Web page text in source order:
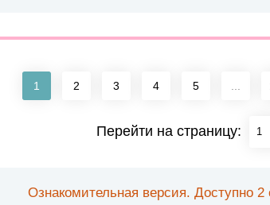
1 2 3 4 5
Перейти на страницу:
Ознакомительная версия. Доступно 2